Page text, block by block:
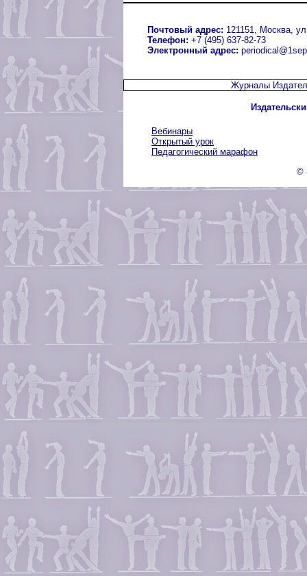
Почтовый адрес: 121151, Москва,
Телефон: +7 (495) 637-82-73
Электронный адрес:
Журналы
Вебинары
Открытый урок
Педагогический марафон
©